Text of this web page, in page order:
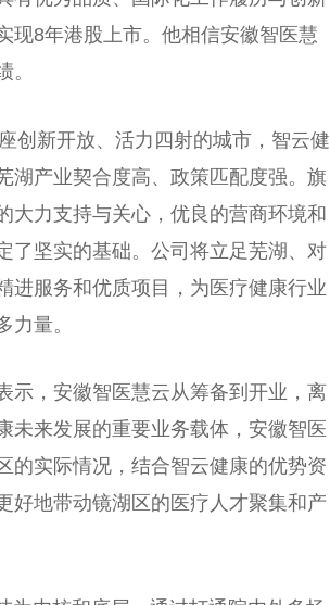
现8年港股上市。他相信安徽智医慧
创新开放、活力四射的城市，智云健
湖产业契合度高、政策匹配度强。旗
大力支持与关心，优良的营商环境和
了坚实的基础。公司将立足芜湖、对
进服务和优质项目，为医疗健康行业
量。
示，安徽智医慧云从筹备到开业，离
未来发展的重要业务载体，安徽智医
的实际情况，结合智云健康的优势资
好地带动镜湖区的医疗人才聚集和产